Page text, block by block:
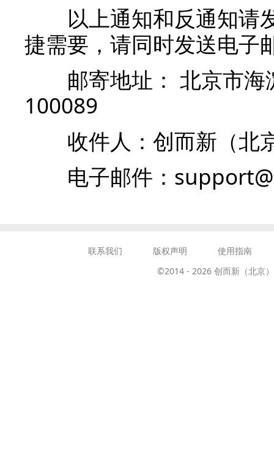
以上通知和反通知请
捷需要，请同时发送电子
邮寄地址： 北京市海
100089
收件人：创而新（
电子邮件：
联系我们 版权声明
使用指南
©2014 - 2026 创而新（北京